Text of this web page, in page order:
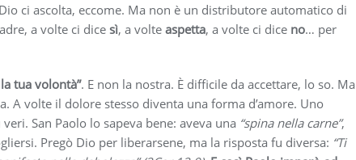
ci ascolta, eccome. Ma non è un distributore automatico di
a volte ci dice sì, a volte aspetta, a volte ci dice no… per
tua volontà”. E non la nostra. È difficile da accettare, lo so. Ma
A volte il dolore stesso diventa una forma d’amore. Uno
San Paolo lo sapeva bene: aveva una “spina nella carne”,
Pregò Dio per liberarsene, ma la risposta fu diversa: “Ti